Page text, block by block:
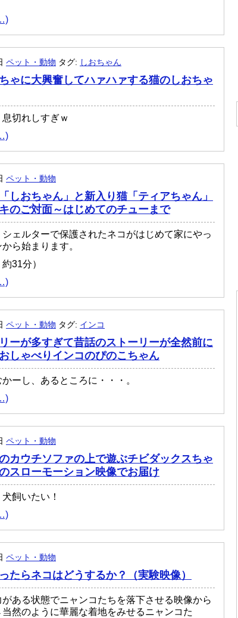
ペット・動物 タグ: しおちゃん
ゃに大興奮してハァハァする猫のしおちゃ
切れしすぎｗ
ペット・動物
しおちゃん」と新入り猫「ティアちゃん」
のご対面～はじめてのチューまで
シェルターで保護されたネコがはじめて家にやっ
ら始まります。
31分）
ペット・動物 タグ: インコ
ーが多すぎて昔話のストーリーが全然前に
しゃべりインコのぴのこちゃん
ーし、あるところに・・・。
ペット・動物
カウチソファの上で遊ぶチビダックスちゃ
スローモーション映像でお届け
飼いたい！
ペット・動物
たらネコはどうするか？（実験映像）
がある状態でニャンコたちを落下させる映像から
然のように華麗な着地をみせるニャンコた